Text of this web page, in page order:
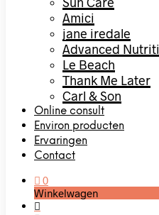
Amici
jane iredale
Advanced
Le Beach
Thank Me Later
Carl & Son
Online consult
Environ producten
Ervaringen
Contact
0
Winkelwagen